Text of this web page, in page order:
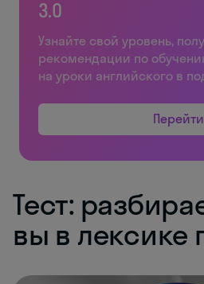
3.0
Узнайте свой уровень,
рекомендации по
на уроки английского в
Перейти
Тест:
вы в лексике